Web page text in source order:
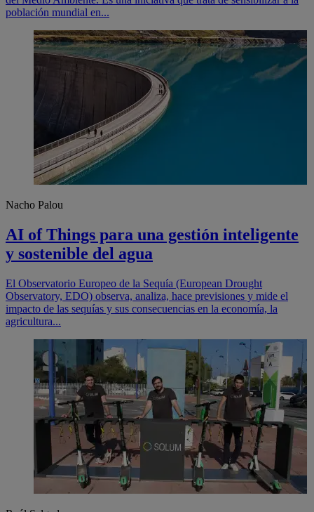
población mundial en...
Nacho Palou
AI of Things para una gestión inteligente
y sostenible del agua
El Observatorio Europeo de la Sequía (European Drought
Observatory, EDO) observa, analiza, hace previsiones y mide el
impacto de las sequías y sus consecuencias en la economía, la
agricultura...